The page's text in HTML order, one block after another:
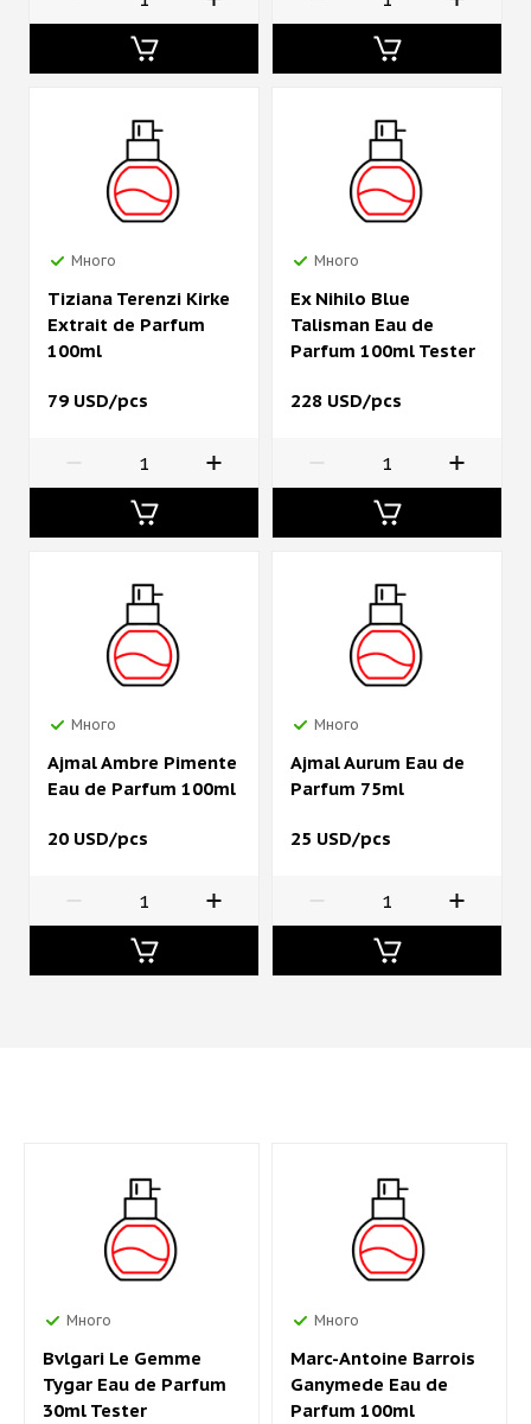
Много
Tiziana Terenzi Kirke
Extrait de Parfum
100ml
79 USD/pcs
Много
Ex Nihilo Blue
Talisman Eau de
Parfum 100ml Tester
228 USD/pcs
Много
Ajmal Ambre Pimente
Eau de Parfum 100ml
20 USD/pcs
Много
Ajmal Aurum Eau de
Parfum 75ml
25 USD/pcs
Много
Bvlgari Le Gemme
Tygar Eau de Parfum
30ml Tester
Много
Marc-Antoine Barrois
Ganymede Eau de
Parfum 100ml